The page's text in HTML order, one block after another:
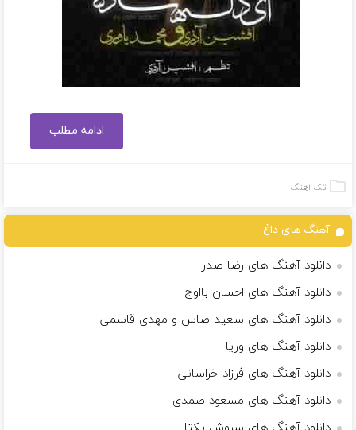
ادامه مطلب
تک آهنگ
آهنگ های داغ
دانلود آهنگ های رضا صدر
دانلود آهنگ های احسان بااوج
دانلود آهنگ های سعید صاس و مهدی قاسمی
دانلود آهنگ های وریا
دانلود آهنگ های فرزاد خراسانی
دانلود آهنگ های مسعود صمدی